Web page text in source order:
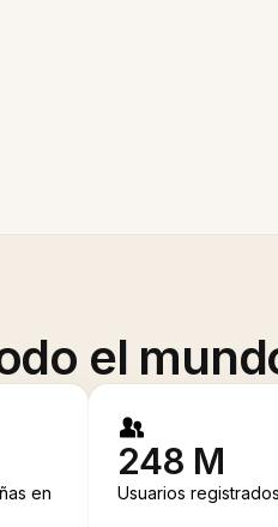
el
en
248 M
Usuarios registrados